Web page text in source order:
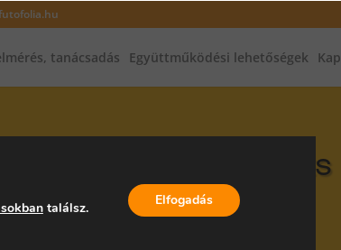
tanácsadás Együttműködési lehetőségek
PADLÓFŰTÉS
találsz. Elfogadás